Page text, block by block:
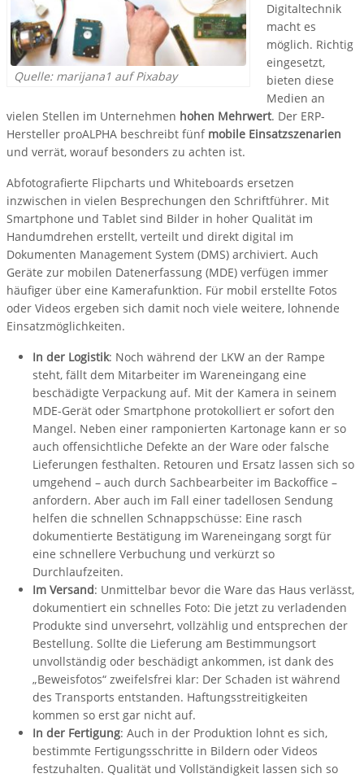
Quelle: marijana1 auf Pixabay
Digitaltechnik
macht es
möglich. Richtig
eingesetzt,
bieten diese
Medien an
vielen Stellen im Unternehmen hohen Mehrwert. Der ERP-
Hersteller proALPHA beschreibt fünf mobile Einsatzszenarien
und verrät, worauf besonders zu achten ist.
Abfotografierte Flipcharts und Whiteboards ersetzen
inzwischen in vielen Besprechungen den Schriftführer. Mit
Smartphone und Tablet sind Bilder in hoher Qualität im
Handumdrehen erstellt, verteilt und direkt digital im
Dokumenten Management System (DMS) archiviert. Auch
Geräte zur mobilen Datenerfassung (MDE) verfügen immer
häufiger über eine Kamerafunktion. Für mobil erstellte Fotos
oder Videos ergeben sich damit noch viele weitere, lohnende
Einsatzmöglichkeiten.
In der Logistik: Noch während der LKW an der Rampe
steht, fällt dem Mitarbeiter im Wareneingang eine
beschädigte Verpackung auf. Mit der Kamera in seinem
MDE-Gerät oder Smartphone protokolliert er sofort den
Mangel. Neben einer ramponierten Kartonage kann er so
auch offensichtliche Defekte an der Ware oder falsche
Lieferungen festhalten. Retouren und Ersatz lassen sich so
umgehend – auch durch Sachbearbeiter im Backoffice –
anfordern. Aber auch im Fall einer tadellosen Sendung
helfen die schnellen Schnappschüsse: Eine rasch
dokumentierte Bestätigung im Wareneingang sorgt für
eine schnellere Verbuchung und verkürzt so
Durchlaufzeiten.
Im Versand: Unmittelbar bevor die Ware das Haus verlässt,
dokumentiert ein schnelles Foto: Die jetzt zu verladenden
Produkte sind unversehrt, vollzählig und entsprechen der
Bestellung. Sollte die Lieferung am Bestimmungsort
unvollständig oder beschädigt ankommen, ist dank des
„Beweisfotos“ zweifelsfrei klar: Der Schaden ist während
des Transports entstanden. Haftungsstreitigkeiten
kommen so erst gar nicht auf.
In der Fertigung: Auch in der Produktion lohnt es sich,
bestimmte Fertigungsschritte in Bildern oder Videos
festzuhalten. Qualität und Vollständigkeit lassen sich so